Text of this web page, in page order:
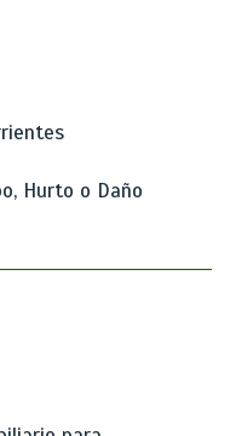
Hurto o Daño